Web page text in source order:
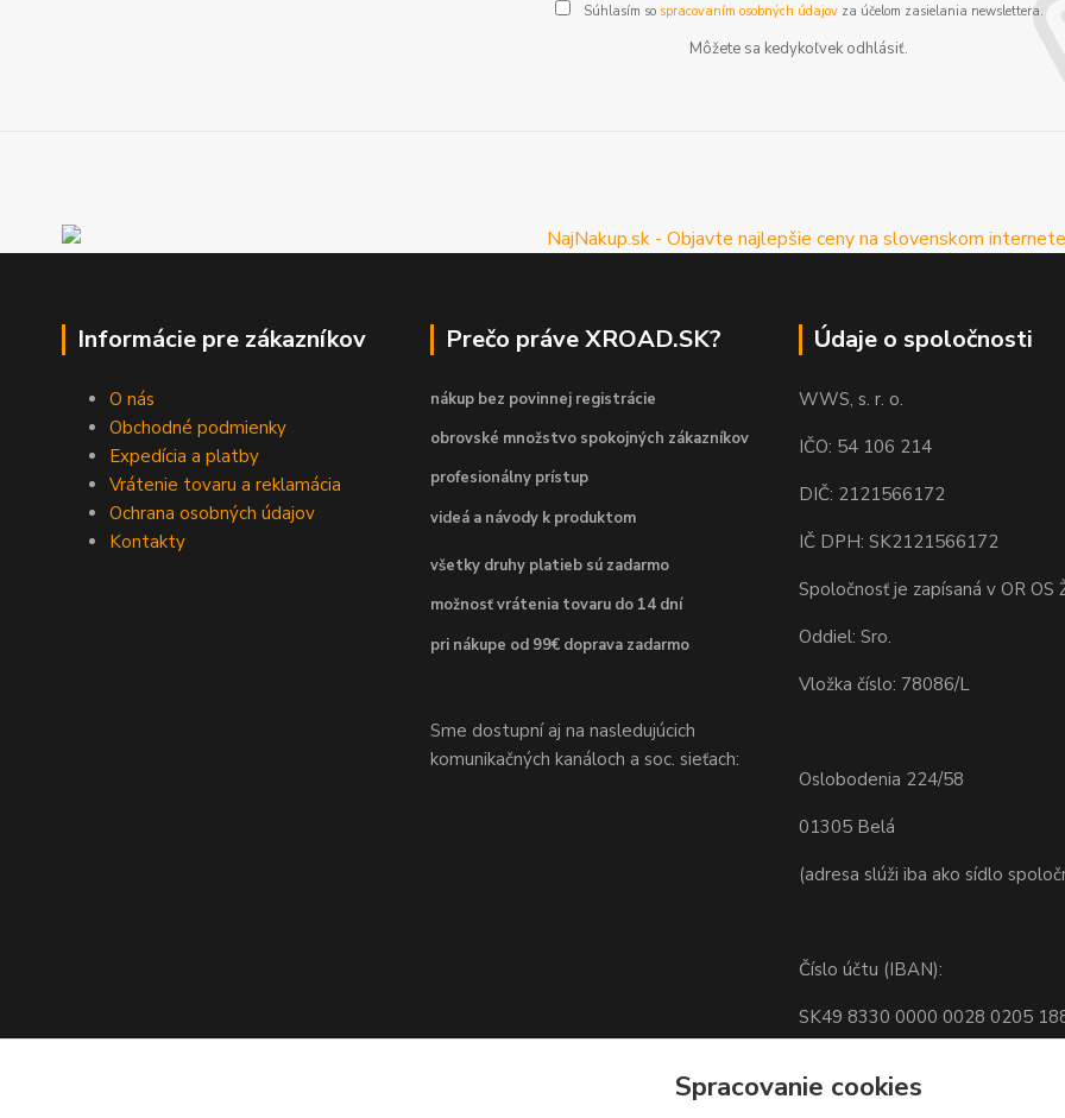
Súhlasím so spracovaním osobných údajovza účelom zasielania newslettera.
Môžete sa kedykoľvek odhlásiť.
Informácie pre zákazníkov
O nás
Obchodné podmienky
Expedícia a platby
Vrátenie tovaru a reklamácia
Ochrana osobných údajov
Kontakty
Prečo práve XROAD.SK?
nákup bez povinnej registrácie
obrovské množstvo spokojných zákazníkov
profesionálny prístup
videá a návody k produktom
všetky druhy platieb sú zadarmo
možnosť vrátenia tovaru do 14 dní
pri nákupe od 99€ doprava zadarmo
Sme dostupní aj na nasledujúcich
komunikačných kanáloch a soc. sieťach:
Údaje o spoločnosti
WWS, s. r. o.
IČO: 54 106 214
DIČ: 2121566172
IČ DPH: SK2121566172
Spoločnosť je zapísaná v OR OS
Oddiel: Sro.
Vložka číslo: 78086/L
Oslobodenia 224/58
01305 Belá
(adresa slúži iba ako sídlo
Číslo účtu (IBAN):
SK49 8330 0000 0028 0205
Spracovanie cookies